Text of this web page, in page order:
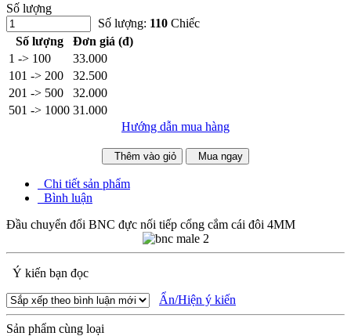
Số lượng
Số lượng: 110 Chiếc
Số lượng
Đơn giá (đ)
1 -> 100
33.000
101 -> 200
32.500
201 -> 500
32.000
501 -> 1000 31.000
Hướng dẫn mua hàng
Thêm vào giỏ Mua ngay
Chi tiết sản phẩm
Bình luận
Đầu chuyển đổi BNC đực nối tiếp cổng cắm cái đôi 4MM
Ý kiến bạn đọc
Ẩn/Hiện ý kiến
Sản phẩm cùng loại